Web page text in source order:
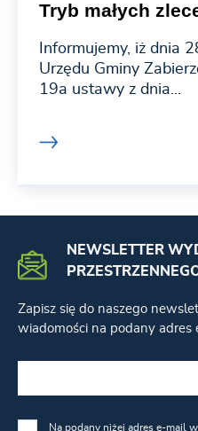
Tryb małych
Informujemy, iż dnia
Urzędu Gminy
19a ustawy z dnia...
NEWSLETTER
Zapisz się do naszego
wiadomości na podany adres
Na podany niżej adres e-mail